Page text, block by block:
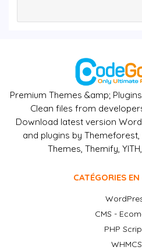
Premium Themes &amp;
Clean files from
Download latest version
and plugins by
Themes, Themify,
CATÉGORIES
CMS -
PHP
WHMCS